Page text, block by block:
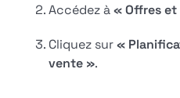
Accédez à« Offres
Cliquez sur«
vente ».